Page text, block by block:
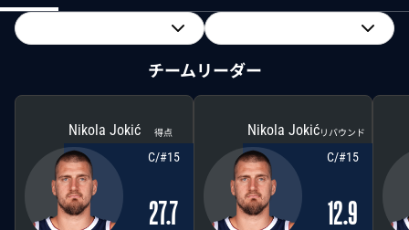
チームリーダー
Nikola Jokić
ニコラ・ヨキッチ
得点
C/#15
27.7
Nikola Jokić
ニコラ・ヨキッチ
リバウンド
C/#15
12.9